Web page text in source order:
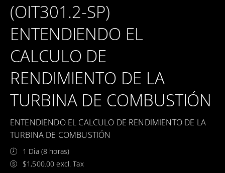
(OIT301.2-SP)
ENTENDIENDO EL
CALCULO DE
RENDIMIENTO DE LA
TURBINA DE COMBUSTIÓN
ENTENDIENDO EL CALCULO DE RENDIMIENTO DE LA
TURBINA DE COMBUSTIÓN
1 Dia (8 horas)
$1,500.00 excl. Tax